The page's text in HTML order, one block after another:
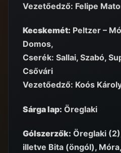
Vezetőedző: Felipe
Kecskemét: Peltzer –
Domos,
Cserék: Sallai, Szabó,
Csővári
Vezetőedző: Koós
Sárga lap: Öreglaki
Gólszerzők: Öreglaki
illetve Bita (öngól),